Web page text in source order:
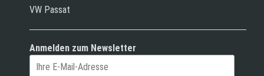
VW Passat
Anmelden zum Newsletter